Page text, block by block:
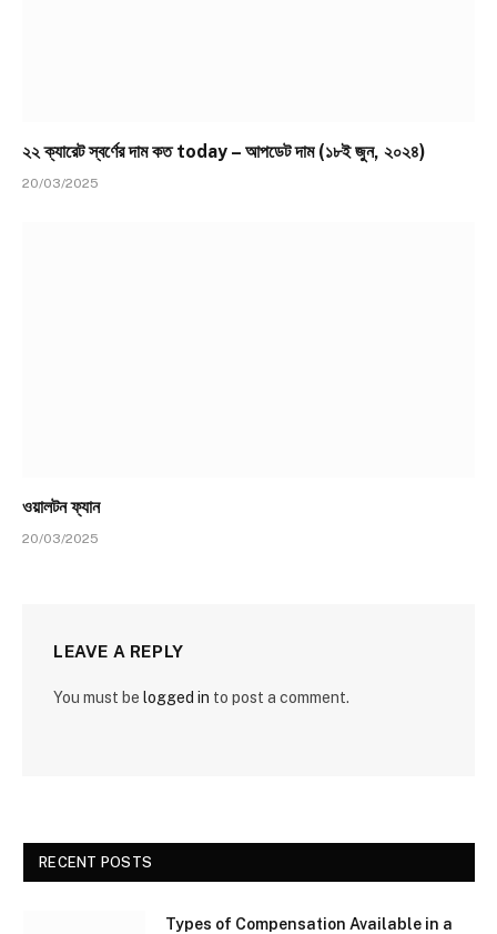
২২ ক্যারেট স্বর্ণের দাম কত today – আপডেট দাম (১৮ই জুন, ২০২৪)
20/03/2025
ওয়ালটন ফ্যান
20/03/2025
LEAVE A REPLY
You must be logged in to post a comment.
RECENT POSTS
Types of Compensation Available in a